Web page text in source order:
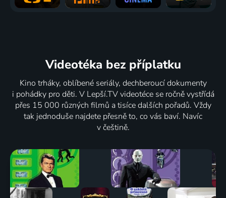
Videotéka bez příplatku
Kino trháky, oblíbené seriály, dechberoucí dokumenty
i pohádky pro děti. V Lepší.TV videotéce se ročně vystřídá
přes 15 000 různých filmů a tisíce dalších pořadů. Vždy
tak jednoduše najdete přesně to, co vás baví. Navíc
v češtině.